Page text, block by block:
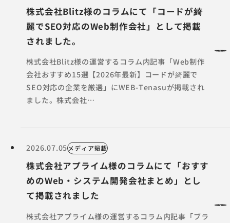
株式会社Blitz様のコラムにて「コードが綺
麗でSEO対応のWeb制作会社」として掲載
されました。
株式会社Blitz様の運営するコラム内記事「Web制作
会社おすすめ15選【2026年最新】コードが綺麗で
SEO対応の企業を厳選」にWEB-Tenasuが掲載され
ました。株式会社…
2026.07.05メディア掲載
株式会社アプライム様のコラムにて「おすす
めのWeb・システム開発会社まとめ」とし
て掲載されました
株式会社アプライム様の運営するコラム内記事「ブラ